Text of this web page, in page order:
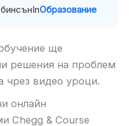
InОбразование
ще
решения на проблем
чрез видео уроци.
онлайн
Chegg & Course